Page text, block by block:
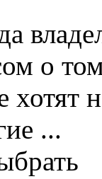
о
хотят
...